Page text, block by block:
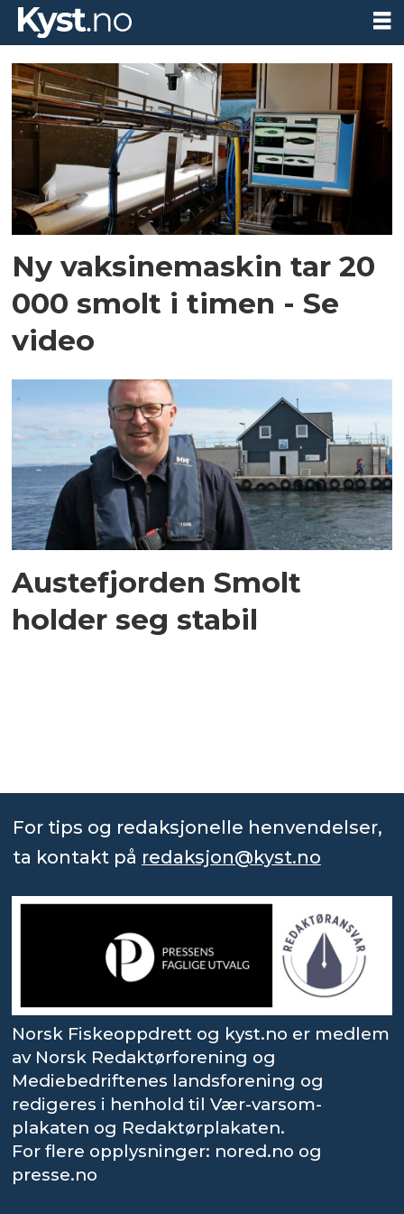
Tag:
austefjorden
smolt
Ny vaksinemaskin tar 20
000 smolt i timen - Se
video
Austefjorden Smolt
holder seg stabil
For tips og redaksjonelle henvendelser,
ta kontakt på redaksjon@kyst.no
Norsk Fiskeoppdrett og kyst.no er medlem
av Norsk Redaktørforening og
Mediebedriftenes landsforening og
redigeres i henhold til Vær-varsom-
plakaten og Redaktørplakaten.
For flere opplysninger: nored.no og
presse.no